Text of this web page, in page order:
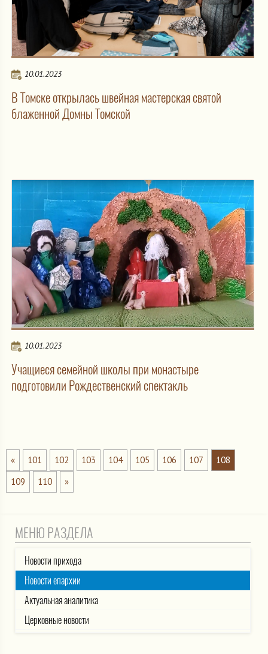
10.01.2023
В Томске открылась швейная мастерская святой
блаженной Домны Томской
10.01.2023
Учащиеся семейной школы при монастыре
подготовили Рождественский спектакль
« 101 102 103 104 105 106 107
108
109
110 »
МЕНЮ РАЗДЕЛА
Новости прихода
Новости епархии
Актуальная аналитика
Церковные новости